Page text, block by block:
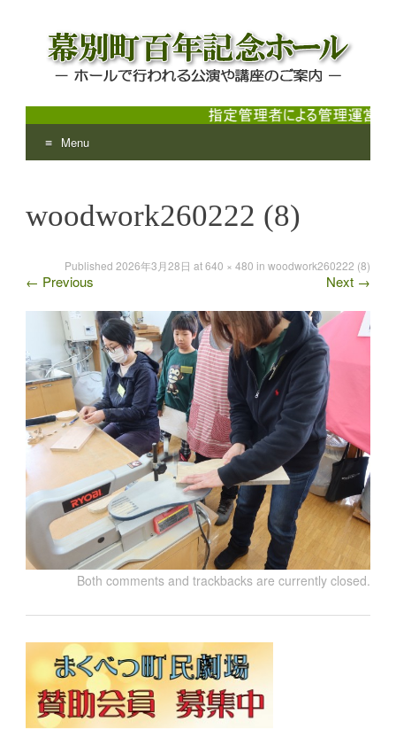
幕別町百年記念ホール
ホールで行われる公演や講座のご案内
Menu
content
woodwork260222 (8)
Published 2026年3月28日 at640 × 480 in woodwork260222 (8)
← Previous Next →
Both comments and trackbacks are currently closed.